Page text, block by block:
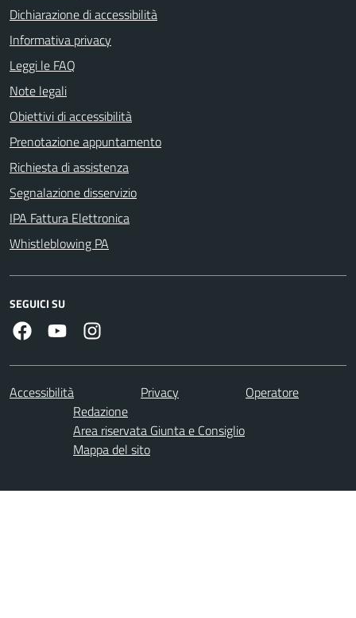
Dichiarazione di accessibilità
Informativa privacy
Leggi le FAQ
Note legali
Obiettivi di accessibilità
Prenotazione appuntamento
Richiesta di assistenza
Segnalazione disservizio
IPA Fattura Elettronica
Whistleblowing PA
SEGUICI SU
FacebookYoutube
Accessibilità Privacy
Operatore
Redazione
Area riservata Giunta e Consiglio
Mappa del sito